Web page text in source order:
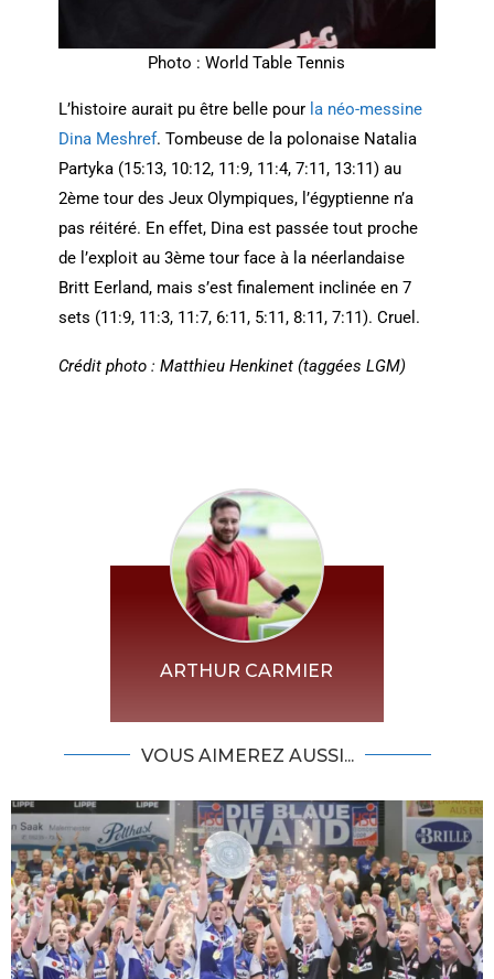
Photo : World Table Tennis
L’histoire aurait pu être belle pour la néo-messine
Dina Meshref. Tombeuse de la polonaise Natalia
Partyka (15:13, 10:12, 11:9, 11:4, 7:11, 13:11) au
2ème tour des Jeux Olympiques, l’égyptienne n’a
pas réitéré. En effet, Dina est passée tout proche
de l’exploit au 3ème tour face à la néerlandaise
Britt Eerland, mais s’est finalement inclinée en 7
sets (11:9, 11:3, 11:7, 6:11, 5:11, 8:11, 7:11). Cruel.
Crédit photo : Matthieu Henkinet (taggées LGM)
ARTHUR CARMIER
VOUS AIMEREZ AUSSI...